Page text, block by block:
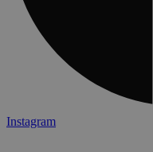
Instagram